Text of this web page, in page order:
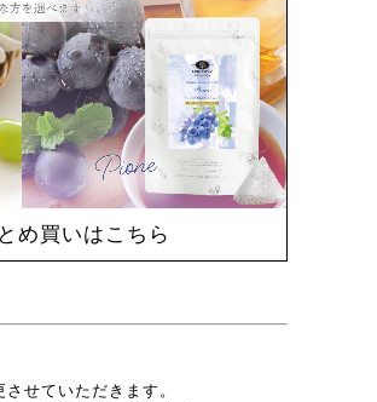
め買いはこちら
せていただきます。